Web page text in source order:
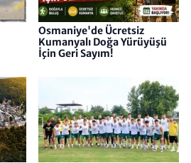
Osmaniye'de Ücretsiz
Kumanyalı Doğa Yürüyüşü
İçin Geri Sayım!